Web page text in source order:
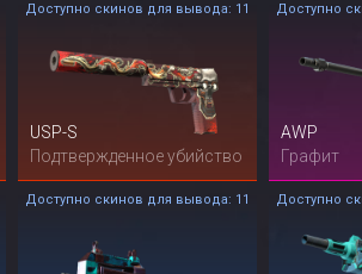
USP-S
Подтвержденное убийство
Доступно скинов для вывода: 11
AWP
Графит
Доступно
Доступно скинов для вывода: 11 Доступно